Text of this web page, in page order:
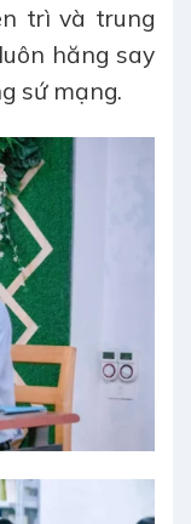
trì và trung
hăng say
sứ mạng.